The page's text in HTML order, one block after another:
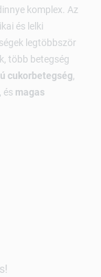
komplex. Az
és lelki
legtöbbször
több betegség
cukorbetegség
, és magas